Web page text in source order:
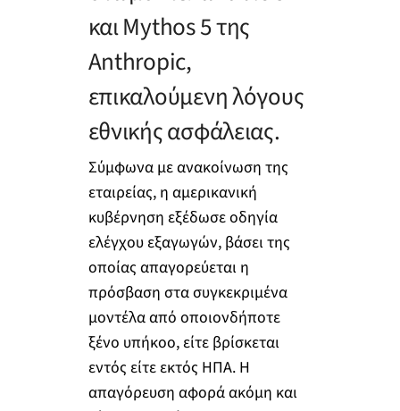
και Mythos 5 της
Anthropic,
επικαλούμενη λόγους
εθνικής ασφάλειας.
Σύμφωνα με ανακοίνωση της
εταιρείας, η αμερικανική
κυβέρνηση εξέδωσε οδηγία
ελέγχου εξαγωγών, βάσει της
οποίας απαγορεύεται η
πρόσβαση στα συγκεκριμένα
μοντέλα από οποιονδήποτε
ξένο υπήκοο, είτε βρίσκεται
εντός είτε εκτός ΗΠΑ. Η
απαγόρευση αφορά ακόμη και